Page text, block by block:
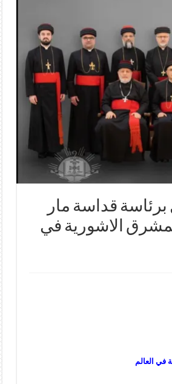
قداسة مار
الاشورية في
في العالم